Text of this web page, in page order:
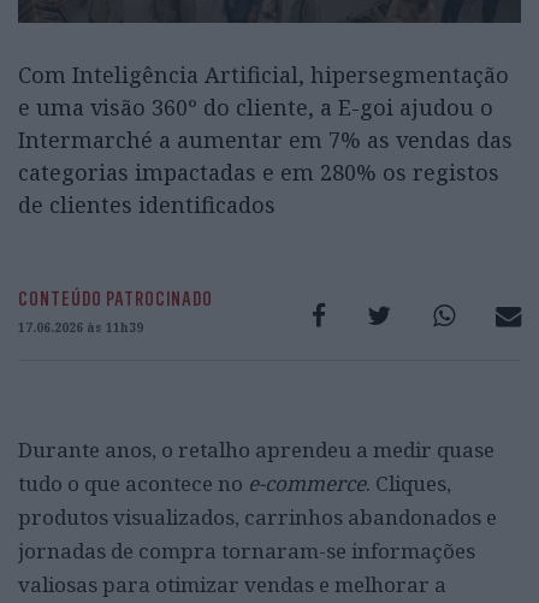
Com Inteligência Artificial, hipersegmentação
e uma visão 360º do cliente, a E-goi ajudou o
Intermarché a aumentar em 7% as vendas das
categorias impactadas e em 280% os registos
de clientes identificados
CONTEÚDO PATROCINADO
17.06.2026 às 11h39
Durante anos, o retalho aprendeu a medir quase
tudo o que acontece no e-commerce. Cliques,
produtos visualizados, carrinhos abandonados e
jornadas de compra tornaram-se informações
valiosas para otimizar vendas e melhorar a